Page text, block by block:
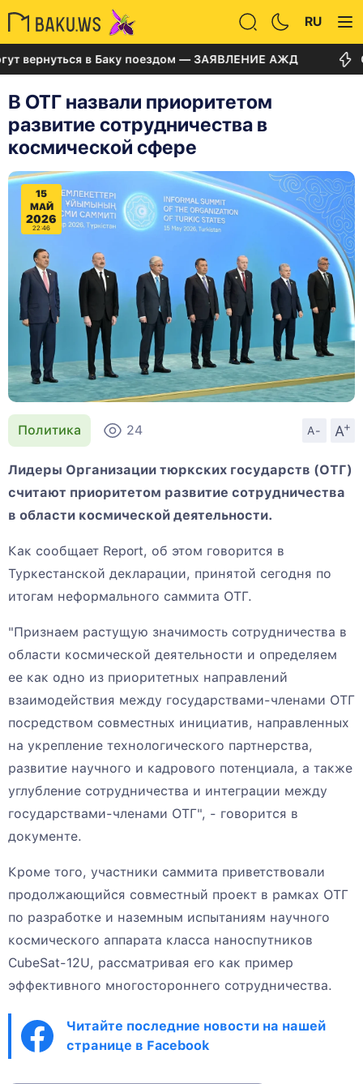
RU
в Баку поездом — ЗАЯВЛЕНИЕ АЖД Суд
В ОТГ назвали приоритетом
развитие сотрудничества в
космической сфере
15
МАЙ
2026
22:46
Политика 24 A- A
+
Лидеры Организации тюркских государств (ОТГ)
считают приоритетом развитие сотрудничества
в области космической деятельности.
Как сообщает Report, об этом говорится в
Туркестанской декларации, принятой сегодня по
итогам неформального саммита ОТГ.
"Признаем растущую значимость сотрудничества в
области космической деятельности и определяем
ее как одно из приоритетных направлений
взаимодействия между государствами-членами ОТГ
посредством совместных инициатив, направленных
на укрепление технологического партнерства,
развитие научного и кадрового потенциала, а также
углубление сотрудничества и интеграции между
государствами-членами ОТГ", - говорится в
документе.
Кроме того, участники саммита приветствовали
продолжающийся совместный проект в рамках ОТГ
по разработке и наземным испытаниям научного
космического аппарата класса наноспутников
CubeSat-12U, рассматривая его как пример
эффективного многостороннего сотрудничества.
Читайте последние новости на нашей
странице в Facebook